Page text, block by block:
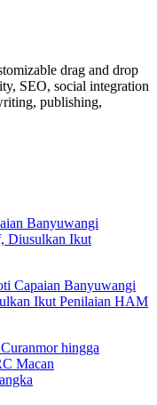
drag and drop
SEO, social integration
publishing,
Capaian Banyuwangi
Ikut Penilaian HAM